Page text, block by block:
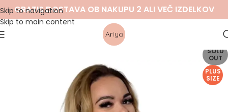
Skip to navigation
Skip to main content
GRATIS DOSTAVA OB NAKUPU 2 ALI VEČ IZDELKOV
SOLD
OUT
PLUS
SIZE